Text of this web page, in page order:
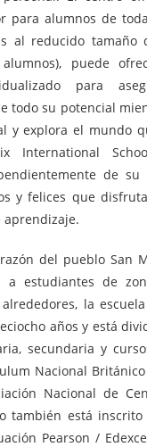
para alumnos de
al reducido tamaño
puede
para
todo su potencial
y explora el mundo
International
de su
y felices que
aprendizaje.
del pueblo San
a estudiantes de
la
años y está
secundaria y
Nacional
Nacional de
también está
Pearson /